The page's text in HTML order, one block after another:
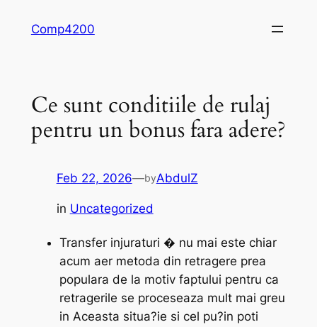
Comp4200
Ce sunt conditiile de rulaj
pentru un bonus fara adere?
Feb 22, 2026—byAbdulZ
in Uncategorized
Transfer injuraturi � nu mai este chiar
acum aer metoda din retragere prea
populara de la motiv faptului pentru ca
retragerile se proceseaza mult mai greu
in Aceasta situa?ie si cel pu?in poti